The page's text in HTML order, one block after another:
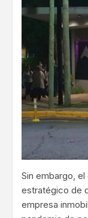
Sin embargo,
estratégico de
empresa